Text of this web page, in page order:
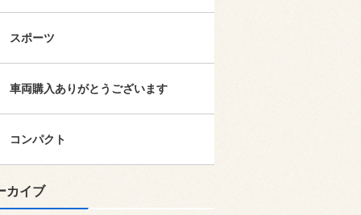
スポーツ
車両購入ありがとうございます
コンパクト
カイブ